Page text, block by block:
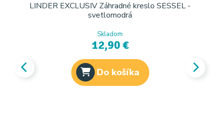
LINDER EXCLUSIV Záhradné kreslo SESSEL -
svetlomodrá
Skladom
12,90 €
Do košíka